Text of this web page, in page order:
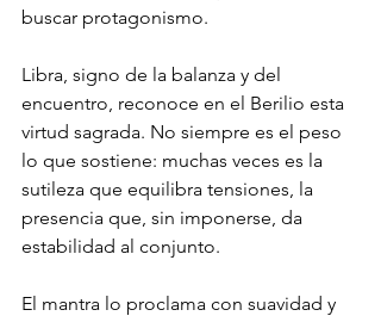
buscar protagonismo.
Libra, signo de la balanza y del
encuentro, reconoce en el Berilio esta
virtud sagrada. No siempre es el peso
lo que sostiene: muchas veces es la
sutileza que equilibra tensiones, la
presencia que, sin imponerse, da
estabilidad al conjunto.
El mantra lo proclama con suavidad y